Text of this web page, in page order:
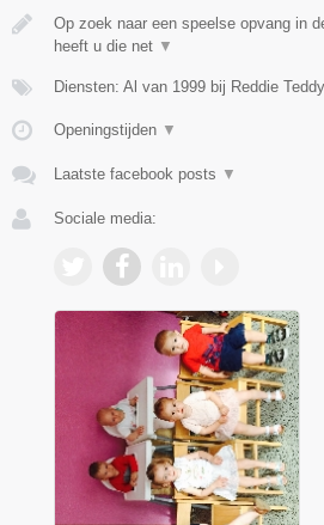
Op zoek naar een speelse opvang in
heeft u die net ▼
Diensten: Al van 1999 bij Reddie
Openingstijden ▼
Laatste facebook posts ▼
Sociale media: